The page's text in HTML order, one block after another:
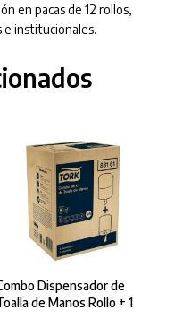
en pacas de 12 rollos,
e institucionales.
Dispensador de
de Manos Rollo + 1